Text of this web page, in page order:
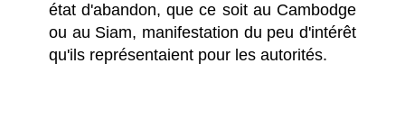
état d'abandon, que ce soit au Cambodge
ou au Siam, manifestation du peu d'intérêt
qu'ils représentaient pour les autorités.